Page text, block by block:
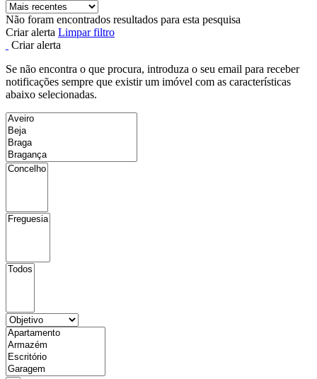
Não foram encontrados resultados para esta pesquisa
Criar alerta Limpar filtro
Criar alerta
Se não encontra o que procura, introduza o seu email para receber
notificações sempre que existir um imóvel com as características
abaixo selecionadas.